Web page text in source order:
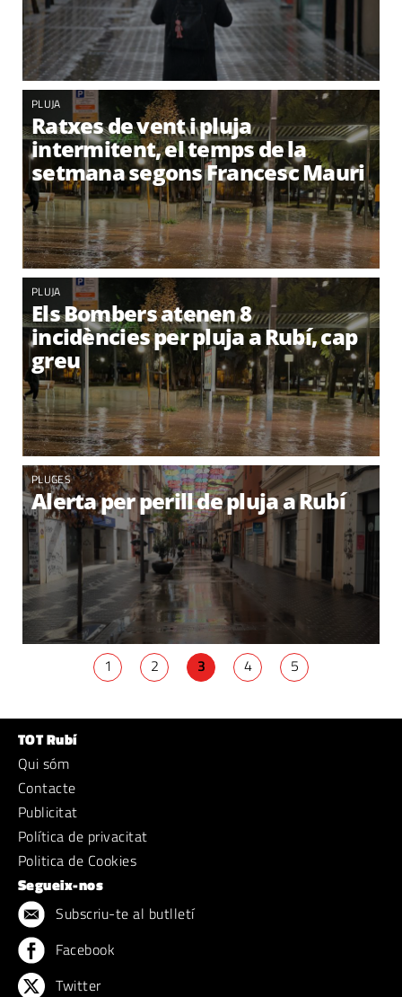
PLUJA
Ratxes de vent i pluja
intermitent, el temps de la
setmana segons Francesc Mauri
PLUJA
Els Bombers atenen 8
incidències per pluja a Rubí, cap
greu
PLUGES
Alerta per perill de pluja a Rubí
1 2 3 4 5
TOT Rubí
Qui sóm
Contacte
Publicitat
Política de privacitat
Politica de Cookies
Segueix-nos
Subscriu-te al butlletí
Facebook
Twitter